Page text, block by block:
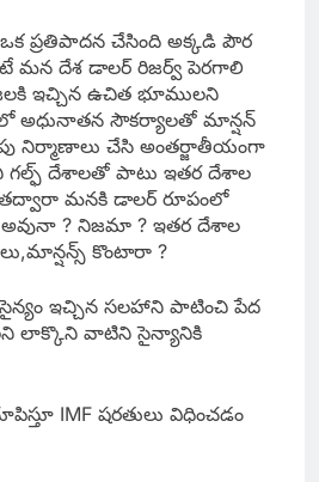
ప్రతిపాదన చేసింది అక్కడి పౌర
మన దేశ డాలర్ రిజర్వ్ పెరగాలి
ఇచ్చిన ఉచిత భూములని
అధునాతన సౌకర్యాలతో మాన్షన్
నిర్మాణాలు చేసి అంతర్జాతీయంగా
దేశాలతో పాటు ఇతర దేశాల
తద్వారా మనకి డాలర్ రూపంలో
? నిజమా ? ఇతర దేశాల
కొంటారా ?
సైన్యం ఇచ్చిన సలహాని పాటించి పేద
లాక్కొని వాటిని సైన్యానికి
IMF షరతులు విధించడం